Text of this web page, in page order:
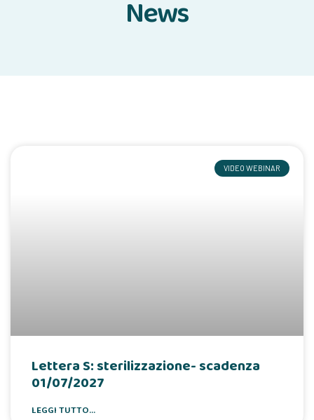
VIDEO WEBINAR
Lettera S: sterilizzazione- scadenza
01/07/2027
LEGGI TUTTO...